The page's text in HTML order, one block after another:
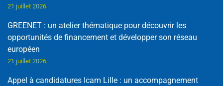
21 juillet 2026
GREENET : un atelier thématique pour découvrir les
opportunités de financement et développer son réseau
européen
21 juillet 2026
Appel à candidatures Icam Lille : un accompagnement